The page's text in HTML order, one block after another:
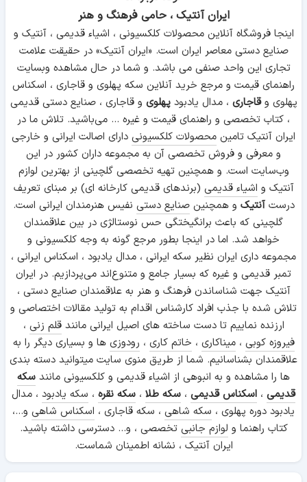
ایران آنتیک ، حامی فرهنگ و هنر
اینجا فروشگاه آنلاین محصولات کلکسیونی ، اشیاء قدیمی ، آنتیک و
صنایع دستی معاصر ایران است. «ایران آنتیک» در حقیقت علامت
تجاری این واحد صنفی می باشد. و شما در حال مشاهده وبسایت
راهنمای قیمت و مرجع خرید آنلاین سکه پهلوی و قاجاری ، اسکناس
پهلوی وقاجاری ، مدال یادبودپهلوی و قاجاری ، صنایع دستی قدیمی
، کتاب تخصصی و راهنمای قیمت و غیره ... می‌باشید. تلاش ما در
ایران آنتیک تامین محصولات کلکسیونی دارای اصالت ایرانی و خارجی
و معرفی و فروش تخصصی آن به مجموعه داران کشور در این
وب‌سایت است. و همچنین تهیه تخصصی گلچینی از بهترین لوازم
آنتیک و اشیاء قدیمی (برندهای قدیمی کارخانه ای) بر مبنای تعریف
درستآنتیک و همچنینصنایع دستی نفیس هنرمندان ایرانی است.
گلچینی که باعث برانگیختگی حس نوستالژی در بین علاقمندان
خواهد شد. اما در اینجا بطور مرجع گونه به وجه کلکسیونی و
مجموعه داری ایران نظیر سکه ایرانی ، مدال یادبود ، اسکناس ایرانی ،
تمبر قدیمی و غیره که بسیار جامع و متنوع‌اند می‌پردازیم. در ایران
آنتیک جهت شناساندن فرهنگ و هنر به علاقمندان صنایع دستی ،
تلاش شده با جذب افراد کارشناس اقدام به تولید مقالات اختصاصی و
ارزنده نماییم تا دست ساخته های اصیل ایرانی مانندقلم زنی ،
فیروزه کوبی ،میناکاری ، خاتم کاری ، رودوزی ها و بسیاری دیگر را به
علاقمندان بشناسانیم. شما از طریق منوی سایت میتوانید دسته بندی
ها را مشاهده و به انبوهی از اشیاء قدیمی و کلکسیونی مانند سکه
قدیمی ، اسکناس قدیمی ، سکه طلا ، سکه نقره ، سکه یادبود ، مدال
یادبود دوره پهلوی ، سکه شاهی ، سکه قاجاری ، اسکناس شاهی و...،
کتاب راهنما و لوازم جانبی تخصصی ، و... دسترسی داشته باشید.
ایران آنتیک ، نشانه اطمینان شماست.